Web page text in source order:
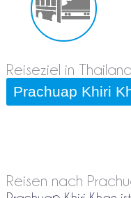
Reiseziel in Thailand
Reisen nach